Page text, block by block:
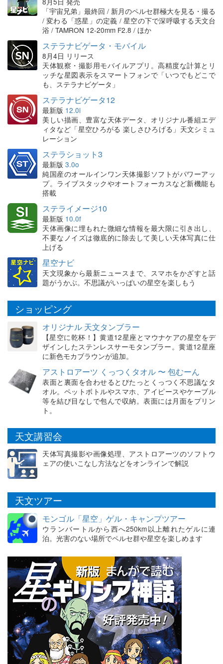
「宇宙兄弟」最終回 / 新月のペルセ群極大を見る・撮る
/ 変わる「惑星」の定義 / 星空の下で深呼吸する天文台
浴 / TAMRON 12-20mm F2.8 / ほか
ステラナビゲータ・モバイル
8月4日 リリース
天体観察・撮影用モバイルアプリ。高精度な計算とリ
ッチな星図表示をスマートフォンで「いつでもどこで
も、ステラナビゲータ」
ステラナビゲータ12
最新版 12.0i
美しい描画、豊富な天体データ、オリジナル番組エデ
ィタなど「星空ひろがる 楽しさひろげる」天文シミュ
レーション
ステラショット3
最新版 3.0o
純国産のオールインワン天体撮影ソフトがパワーアッ
プ。ライブスタックやオートフォーカスなど新機能も
搭載
ステライメージ10
最新版 10.0f
天体画像に埋もれた微細な情報を最大限に引き出し、
不要なノイズは徹底的に除去して美しい天体写真に仕
上げる
星空ナビ
天文現象から最新ニュースまで、スマホをかざすと話
題がうかぶ。不思議がいっぱいの星空を楽しもう
ショッピング
オリジナル 天文タンブラー
【星空に乾杯！】黄道12星座とマウナケアの星空をデ
ザインしたステンレスサーモタンブラー。黄道12星座
に新色モカブラウンが追加。
アストロアーツ くっつくタオル 〜 包むーん
表面と裏面を合わせるとぴたっとくっつく不思議なタ
オル。ペットボトルやスマホ、アイピースやケーブル
等を結び目なしで包んで収納。表面には月面をプリン
ト。
天文講習会
天体写真撮影や画像処理、アストロアーツのソフトウ
ェアの使いこなし方法などをオンラインで解説
天文ツアー
モンゴル「星空」ゲル・キャンプツアー
ウランバートルから西へ250km以上離れたゲルに連
泊。光害のない場所でペルセ群や星空を楽しめます